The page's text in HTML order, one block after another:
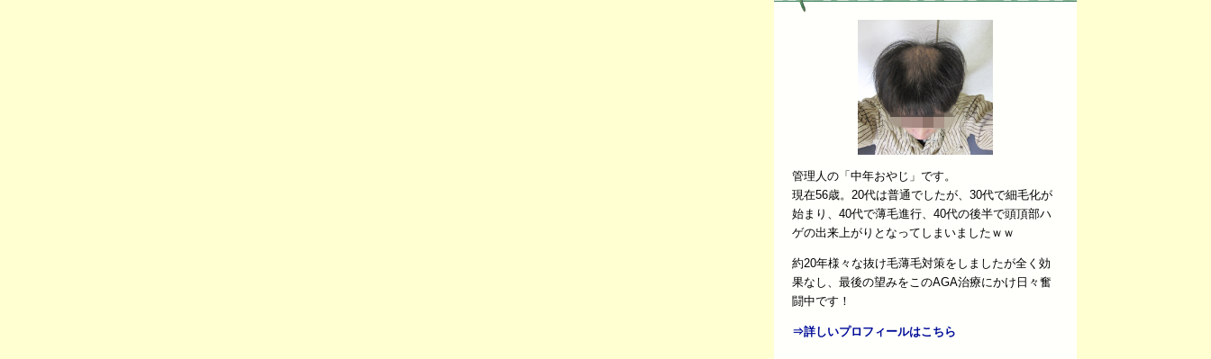
管理人の「中年おやじ」です。
現在56歳。20代は普通でしたが、30代で細毛化が
始まり、40代で薄毛進行、40代の後半で頭頂部ハ
ゲの出来上がりとなってしまいましたｗｗ
約20年様々な抜け毛薄毛対策をしましたが全く効
果なし、最後の望みをこのAGA治療にかけ日々奮
闘中です！
⇒詳しいプロフィールはこちら